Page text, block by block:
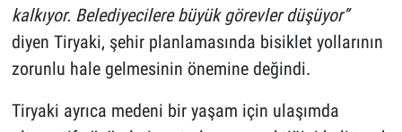
kalkıyor. Belediyecilere büyük görevler düşüyor”
diyen Tiryaki, şehir planlamasında bisiklet yollarının
zorunlu hale gelmesinin önemine değindi.
Tiryaki ayrıca medeni bir yaşam için ulaşımda